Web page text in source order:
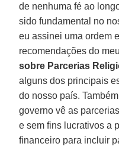
de nenhuma fé ao
sido fundamental no
eu assinei uma ordem
recomendações do
sobre Parcerias
alguns dos principais
do nosso país.
governo vê as
e sem fins lucrativos a
financeiro para incluir